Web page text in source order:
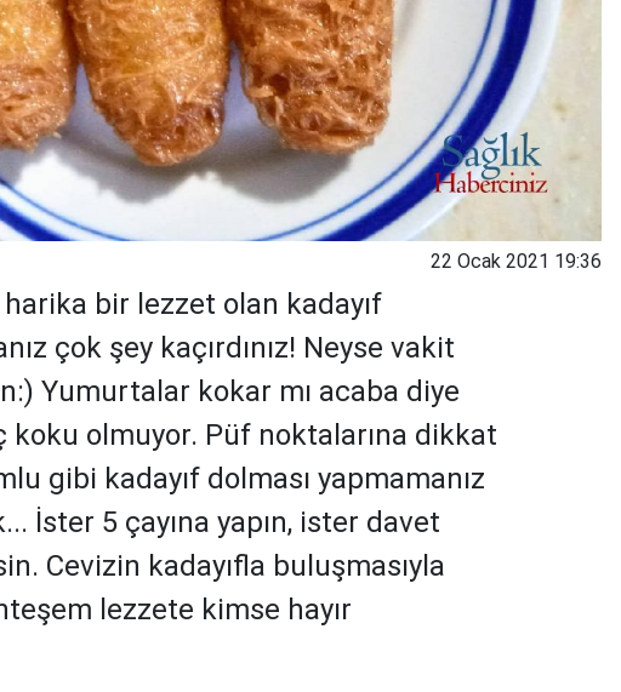
22 Ocak 2021 19:36
bir lezzet olan kadayıf
çok şey kaçırdınız! Neyse vakit
Yumurtalar kokar mı acaba diye
olmuyor. Püf noktalarına dikkat
gibi kadayıf dolması yapmamanız
İster 5 çayına yapın, ister davet
Cevizin kadayıfla buluşmasıyla
lezzete kimse hayır